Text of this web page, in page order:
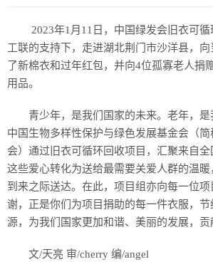
2023年1月11日，中国绿发会旧衣可
工联的支持下，走进湖北荆门市沙洋县，
了新棉衣和过年红包，并向4位孤寡老人捐
用品。
青少年，是我们国家的未来。老年，是
中国生物多样性保护与绿色发展基金会（
会）通过旧衣可循环回收项目，汇聚来自
这些爱心转化为送给最需要关爱人群的温
到来之际送达。在此，项目组亦向每一位
谢，正是你们为项目捐助的每一件衣服，
源，为我们国家更加和谐、美丽的发展，贡
文/天亮 审/cherry 编/angel